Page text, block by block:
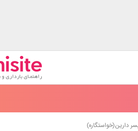
دارین(خواستگاره)